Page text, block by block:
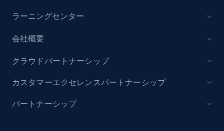
Lazada - Products
URL, Title, Rating, Reviews, Initial price, Final
ラーニングセンター
会社概要
クラウドパートナーシップ
カスタマーエクセレンスパートナーシップ
パートナーシップ